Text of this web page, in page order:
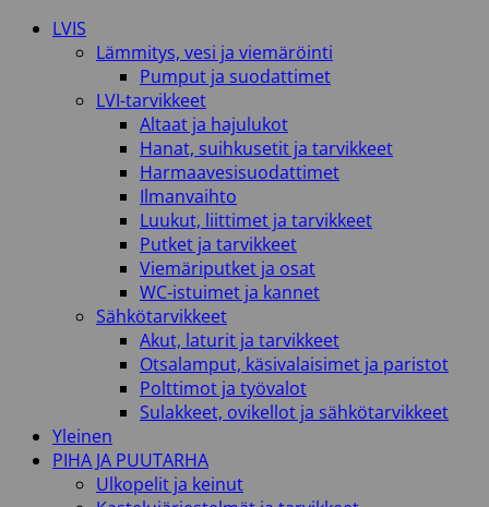
LVIS
Lämmitys, vesi ja viemäröinti
Pumput ja suodattimet
LVI-tarvikkeet
Altaat ja hajulukot
Hanat, suihkusetit ja tarvikkeet
Harmaavesisuodattimet
Ilmanvaihto
Luukut, liittimet ja tarvikkeet
Putket ja tarvikkeet
Viemäriputket ja osat
WC-istuimet ja kannet
Sähkötarvikkeet
Akut, laturit ja tarvikkeet
Otsalamput, käsivalaisimet ja paristot
Polttimot ja työvalot
Sulakkeet, ovikellot ja sähkötarvikkeet
Yleinen
PIHA JA PUUTARHA
Ulkopelit ja keinut